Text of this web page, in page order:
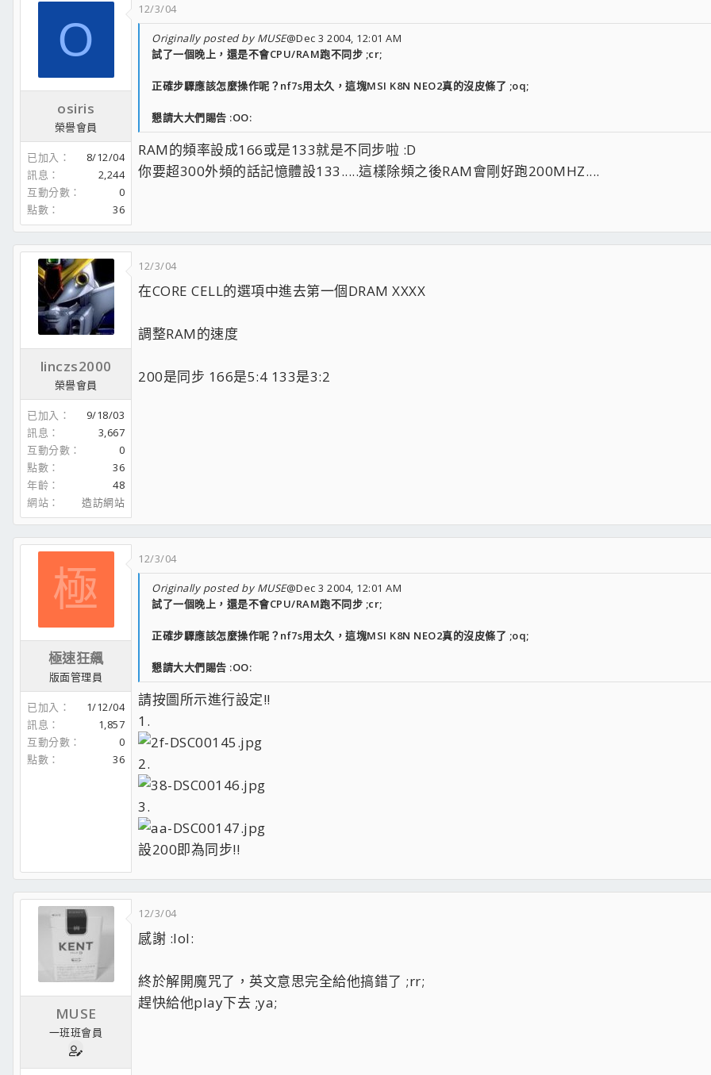
O
osiris
榮譽會員
已加入
8/12/04
訊息
2,244
互動分數
0
點數
36
12/3/04
Originally posted by MUSE@Dec 3 2004, 12:01 AM
試了一個晚上，還是不會CPU/RAM跑不同步 ;cr;
正確步驟應該怎麼操作呢？nf7s用太久，這塊MSI K8N NEO2真的沒皮條了 ;oq;
懇請大大們賜告 :OO:
RAM的頻率設成166或是133就是不同步啦 :D
你要超300外頻的話記憶體設133.....這樣除頻之後RAM會剛好跑200MHZ....
linczs2000
榮譽會員
已加入
9/18/03
訊息
3,667
互動分數
0
點數
36
年齡
48
網站
造訪網站
12/3/04
在CORE CELL的選項中進去第一個DRAM XXXX
調整RAM的速度
200是同步 166是5:4 133是3:2
極
極速狂飆
版面管理員
已加入
1/12/04
訊息
1,857
互動分數
0
點數
36
12/3/04
Originally posted by MUSE@Dec 3 2004, 12:01 AM
試了一個晚上，還是不會CPU/RAM跑不同步 ;cr;
正確步驟應該怎麼操作呢？nf7s用太久，這塊MSI K8N NEO2真的沒皮條了 ;oq;
懇請大大們賜告 :OO:
請按圖所示進行設定!!
1.
2.
3.
設200即為同步!!
MUSE
一班班會員
12/3/04
感謝 :lol:
終於解開魔咒了，英文意思完全給他搞錯了 ;rr;
趕快給他play下去 ;ya;